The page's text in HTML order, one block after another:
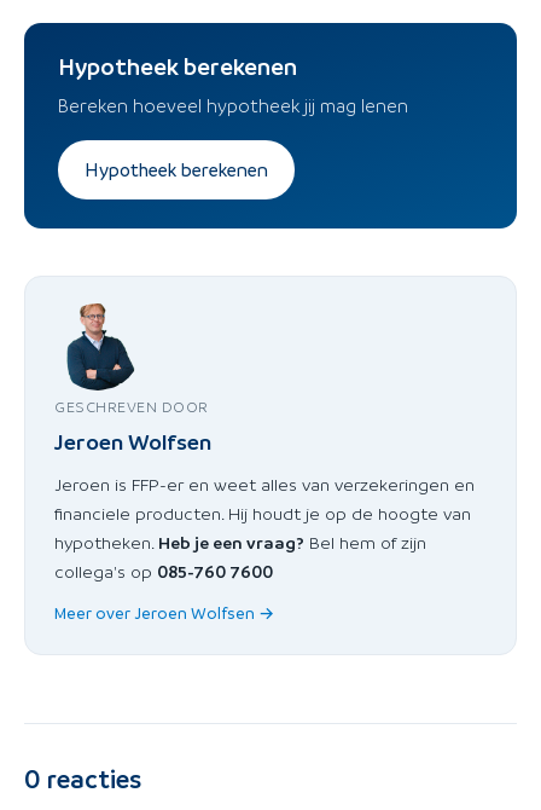
Hypotheek berekenen
Bereken hoeveel hypotheek jij mag lenen
Hypotheek berekenen
GESCHREVEN DOOR
Jeroen Wolfsen
Jeroen is FFP-er en weet alles van verzekeringen en
financiele producten. Hij houdt je op de hoogte van
hypotheken. Heb je een vraag? Bel hem of zijn
collega's op 085-760 7600
Meer over Jeroen Wolfsen →
0 reacties